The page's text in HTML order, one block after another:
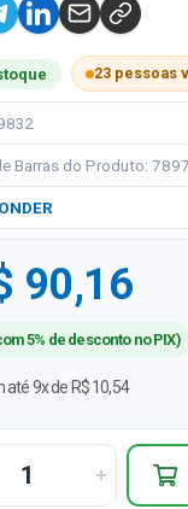
23 pessoas
Barras do Produto:
90,16
5% de desconto no PIX)
até 9x de R$ 10,54